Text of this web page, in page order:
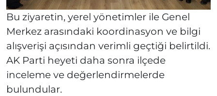
Bu ziyaretin, yerel yönetimler ile Genel
Merkez arasındaki koordinasyon ve bilgi
alışverişi açısından verimli geçtiği belirtildi.
AK Parti heyeti daha sonra ilçede
inceleme ve değerlendirmelerde
bulundular.